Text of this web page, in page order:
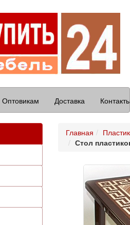
Оптовикам Доставка
Главная
Стол